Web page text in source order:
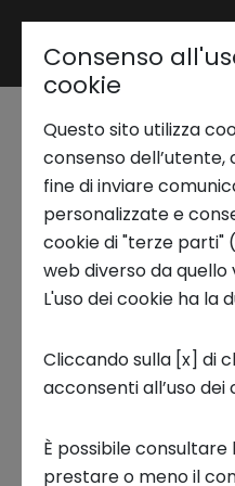
Trend Analysis
Applied Research
Startup Development
Business Transformation
Ecosystem enabling
Design
for
Consenso
cookie
Questo sito utilizza
consenso
fine di inviare
personalizzate e
cookie di "terze parti"
web diverso da quello
L'uso dei cookie ha la
Cliccando sulla [x] di
acconsenti all’uso dei
È possibile
prestare o meno il